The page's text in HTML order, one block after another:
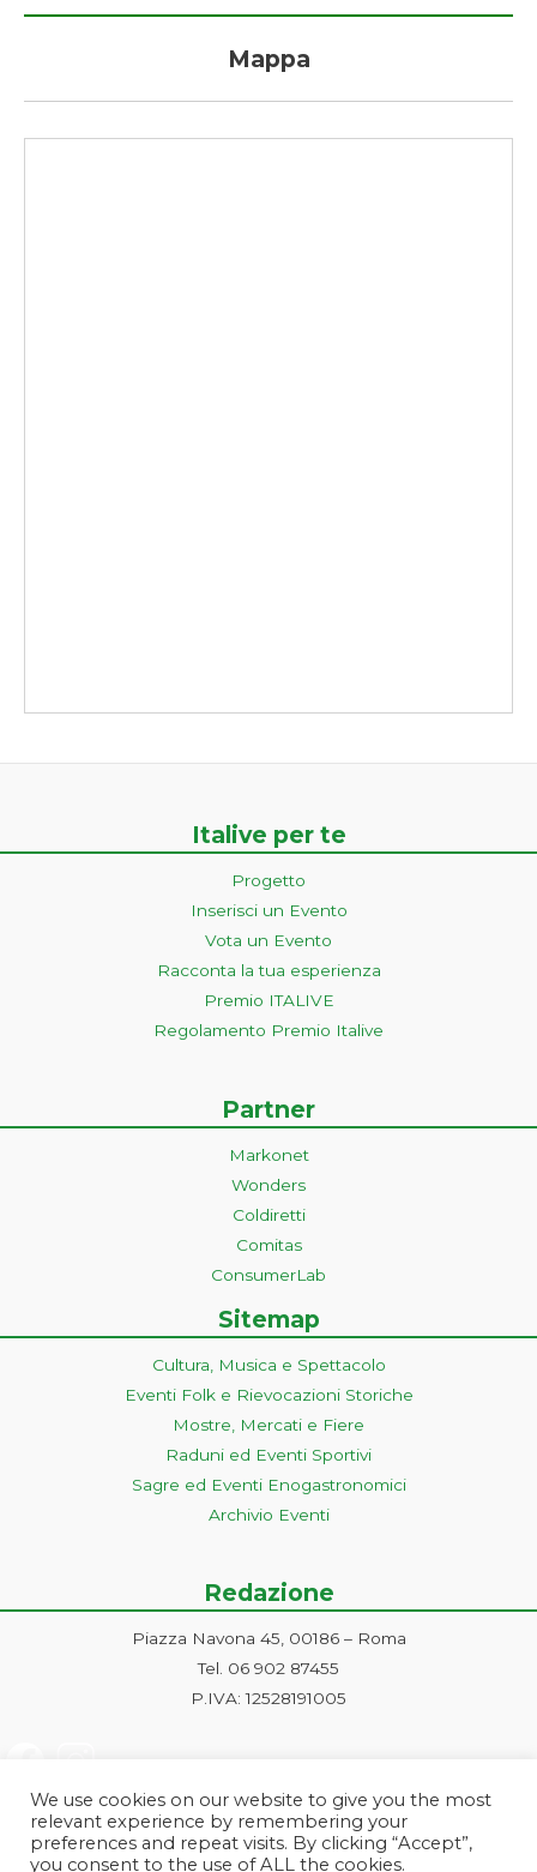
Mappa
Italive per te
Progetto
Inserisci un Evento
Vota un Evento
Racconta la tua esperienza
Premio ITALIVE
Regolamento Premio Italive
Partner
Markonet
Wonders
Coldiretti
Comitas
ConsumerLab
Sitemap
Cultura, Musica e Spettacolo
Eventi Folk e Rievocazioni Storiche
Mostre, Mercati e Fiere
Raduni ed Eventi Sportivi
Sagre ed Eventi Enogastronomici
Archivio Eventi
Redazione
Piazza Navona 45, 00186 – Roma
Tel. 06 902 87455
P.IVA: 12528191005
We use cookies on our website to give you the most
relevant experience by remembering your
preferences and repeat visits. By clicking “Accept”,
you consent to the use of ALL the cookies.